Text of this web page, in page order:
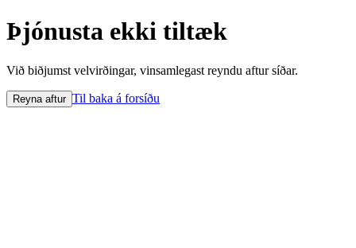
Þjónusta ekki tiltæk
Við biðjumst velvirðingar, vinsamlegast reyndu aftur síðar.
Reyna aftur Til baka á forsíðu